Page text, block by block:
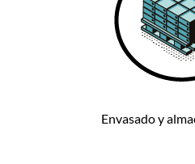
Envasado y